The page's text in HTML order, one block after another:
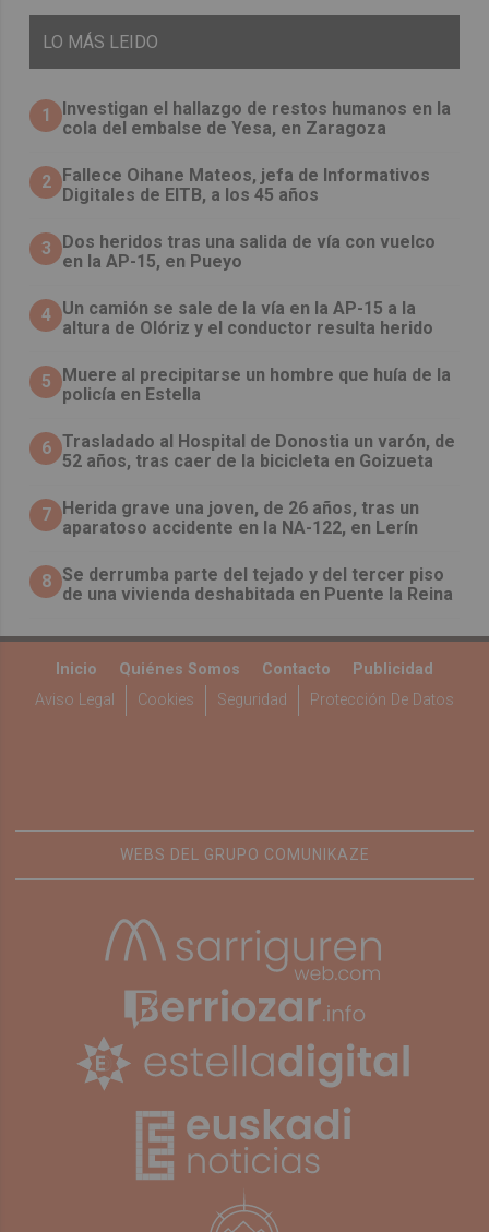
LO MÁS LEIDO
1
Investigan el hallazgo de restos humanos en la
cola del embalse de Yesa, en Zaragoza
2 Fallece Oihane Mateos, jefa de Informativos
Digitales de EITB, a los 45 años
3
Dos heridos tras una salida de vía con vuelco
en la AP-15, en Pueyo
4 Un camión se sale de la vía en la AP-15 a la
altura de Olóriz y el conductor resulta herido
5
Muere al precipitarse un hombre que huía de la
policía en Estella
6 Trasladado al Hospital de Donostia un varón, de
52 años, tras caer de la bicicleta en Goizueta
7 Herida grave una joven, de 26 años, tras un
aparatoso accidente en la NA-122, en Lerín
8 Se derrumba parte del tejado y del tercer piso
de una vivienda deshabitada en Puente la Reina
Inicio Quiénes Somos Contacto
Publicidad
Aviso Legal
Cookies Seguridad Protección De Datos
WEBS DEL GRUPO COMUNIKAZE